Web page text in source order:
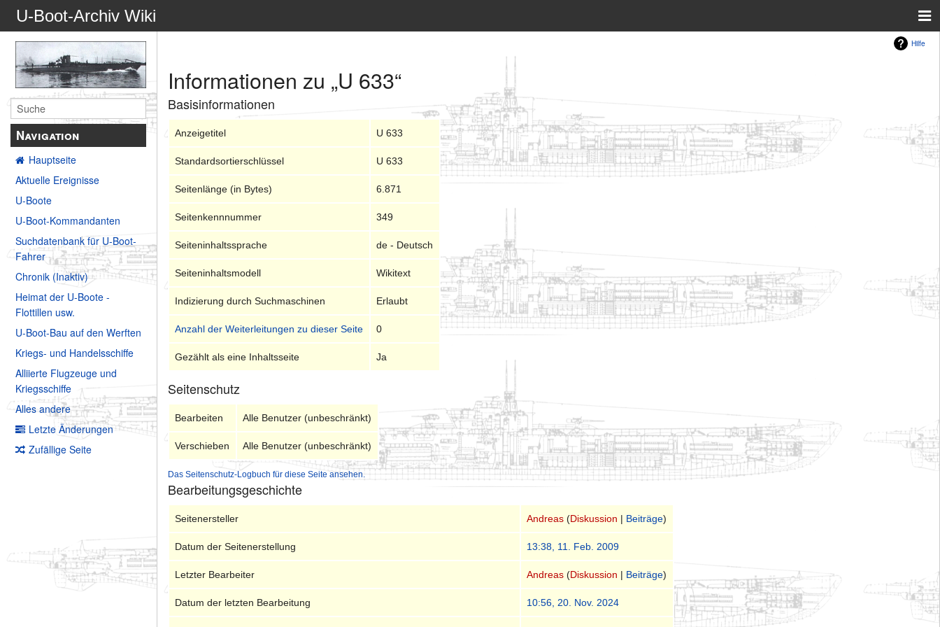
U-Boot-Archiv Wiki
Navigation
Hauptseite
Aktuelle Ereignisse
U-Boote
U-Boot-Kommandanten
Suchdatenbank für U-Boot-
Fahrer
Chronik (Inaktiv)
Heimat der U-Boote -
Flottillen usw.
U-Boot-Bau auf den Werften
Kriegs- und Handelsschiffe
Alliierte Flugzeuge und
Kriegsschiffe
Alles andere
Letzte Änderungen
Zufällige Seite
Hilfe
Informationen zu „U 633“
Basisinformationen
Anzeigetitel U 633
Standardsortierschlüssel U 633
Seitenlänge (in Bytes) 6.871
Seitenkennnummer 349
Seiteninhaltssprache de - Deutsch
Seiteninhaltsmodell Wikitext
Indizierung durch Suchmaschinen Erlaubt
Anzahl der Weiterleitungen zu dieser Seite 0
Gezählt als eine Inhaltsseite Ja
Seitenschutz
Bearbeiten Alle Benutzer (unbeschränkt)
Verschieben Alle Benutzer (unbeschränkt)
Das Seitenschutz-Logbuch für diese Seite ansehen.
Bearbeitungsgeschichte
Seitenersteller Andreas (Diskussion | Beiträge)
Datum der Seitenerstellung 13:38, 11. Feb. 2009
Letzter Bearbeiter Andreas (Diskussion | Beiträge)
Datum der letzten Bearbeitung 10:56, 20. Nov. 2024